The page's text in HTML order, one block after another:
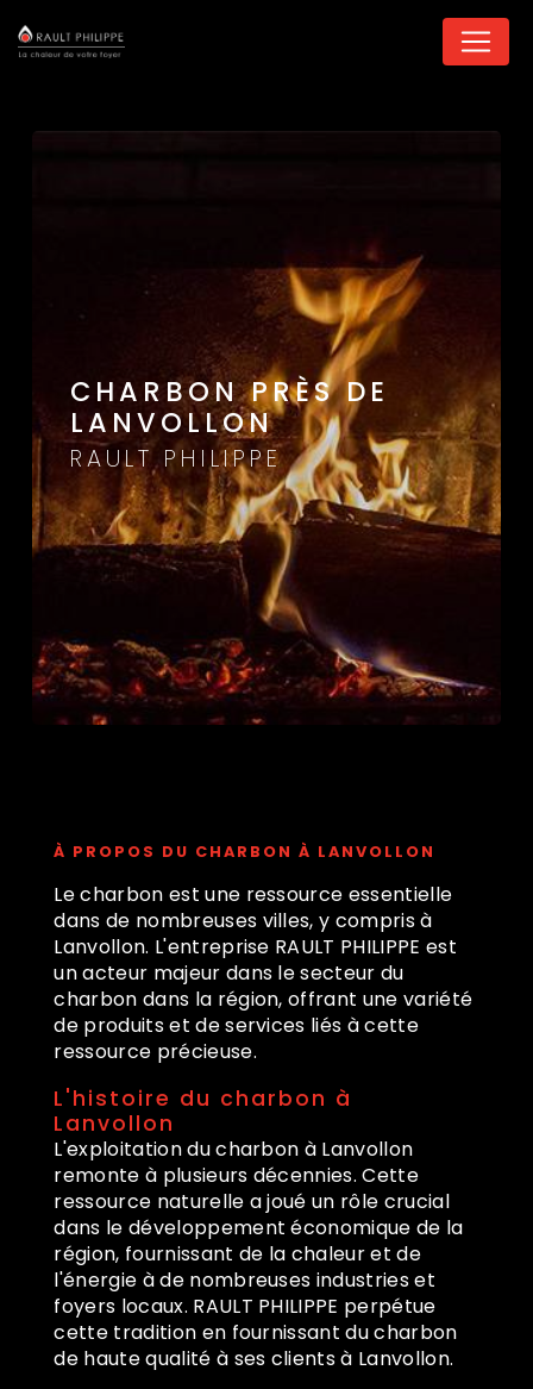
CHARBON PRÈS DE
LANVOLLON
RAULT PHILIPPE
À PROPOS DU CHARBON À LANVOLLON
Le charbon est une ressource essentielle
dans de nombreuses villes, y compris à
Lanvollon. L'entreprise RAULT PHILIPPE est
un acteur majeur dans le secteur du
charbon dans la région, offrant une variété
de produits et de services liés à cette
ressource précieuse.
L'histoire du charbon à
Lanvollon
L'exploitation du charbon à Lanvollon
remonte à plusieurs décennies. Cette
ressource naturelle a joué un rôle crucial
dans le développement économique de la
région, fournissant de la chaleur et de
l'énergie à de nombreuses industries et
foyers locaux. RAULT PHILIPPE perpétue
cette tradition en fournissant du charbon
de haute qualité à ses clients à Lanvollon.